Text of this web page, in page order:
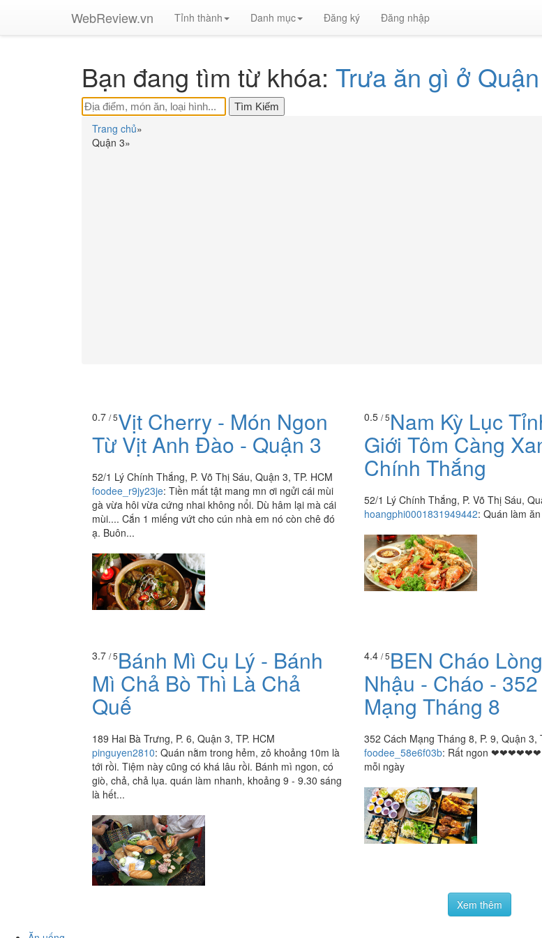
WebReview.vn Tỉnh thành Danh mục Đăng ký Đăng nhập
Bạn đang tìm từ khóa: Trưa ăn gì ở
Trang chủ»
Quận 3»
0.7 / 5Vịt Cherry - Món Ngon
Từ Vịt Anh Đào - Quận 3
52/1 Lý Chính Thắng, P. Võ Thị Sáu, Quận 3, TP. HCM
foodee_r9jy23je: Tiền mất tật mang mn ơi ngửi cái mùi
gà vừa hôi vừa cứng nhai không nổi. Dù hâm lại mà cái
mùi.... Cắn 1 miếng vứt cho cún nhà em nó còn chê đó
ạ. Buôn...
0.5 / 5Nam Kỳ Lục
Giới Tôm Càng
Chính Thắng
52/1 Lý Chính Thắng, P. Võ Thị Sáu,
hoangphi0001831949442: Quán làm
3.7 / 5Bánh Mì Cụ Lý - Bánh
Mì Chả Bò Thì Là Chả
Quế
189 Hai Bà Trưng, P. 6, Quận 3, TP. HCM
pinguyen2810: Quán nằm trong hẻm, zô khoảng 10m là
tới rồi. Tiệm này cũng có khá lâu rồi. Bánh mì ngon, có
giò, chả, chả lụa. quán làm nhanh, khoảng 9 - 9.30 sáng
là hết...
4.4 / 5BEN Cháo
Nhậu - Cháo -
Mạng Tháng 8
352 Cách Mạng Tháng 8, P. 9, Quận 3,
foodee_58e6f03b: Rất ngon ❤❤❤❤❤❤
mỗi ngày
Xem thêm